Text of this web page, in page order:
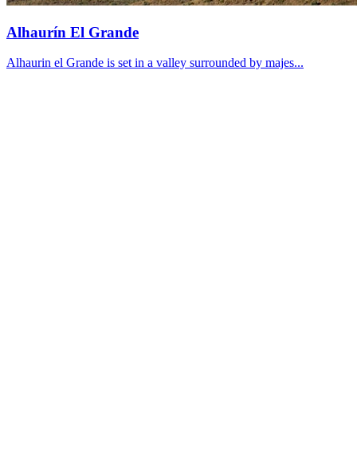
Alhaurín El Grande
Alhaurin el Grande is set in a valley surrounded by majes...